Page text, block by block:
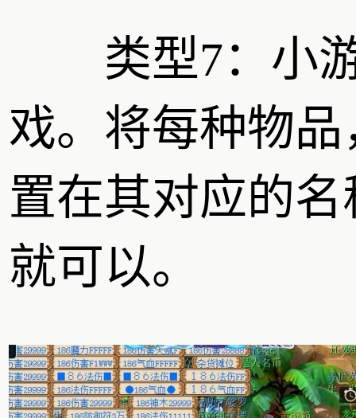
类型7：小
戏。将每种物品
置在其对应的名
就可以。